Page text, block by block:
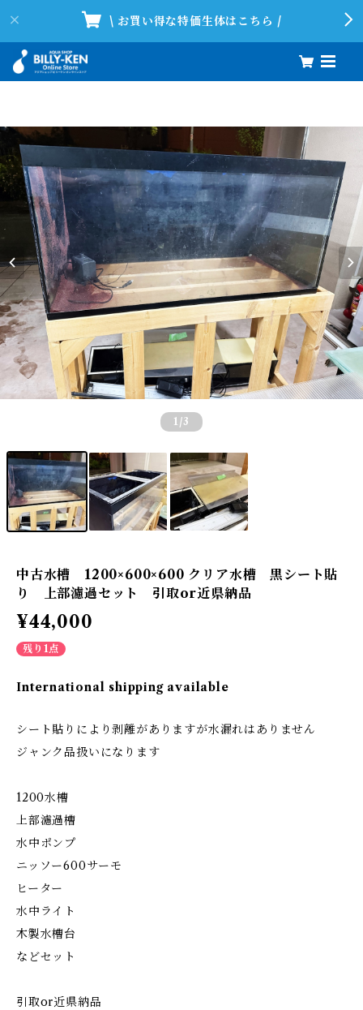
\ お買い得な特価生体はこちら /
1 /3
中古水槽 1200×600×600 クリア水槽 黒シート貼
り 上部濾過セット 引取or近県納品
¥44,000
残り1点
International shipping available
シート貼りにより剥離がありますが水漏れはありません
ジャンク品扱いになります
1200水槽
上部濾過槽
水中ポンプ
ニッソー600サーモ
ヒーター
水中ライト
木製水槽台
などセット
引取or近県納品